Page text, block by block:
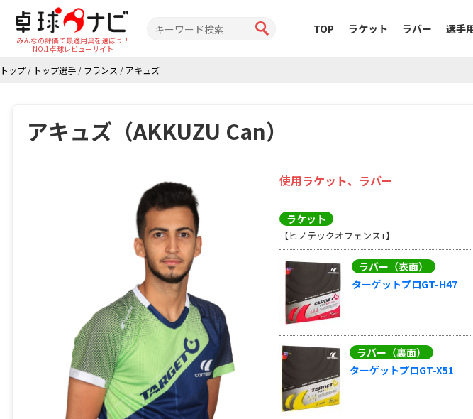
みんなの評価で最適用具を選ぼう！
NO.1卓球レビューサイト
TOP ラケット ラバー 選手
トップ / トップ選手 / フランス / アキュズ
アキュズ（AKKUZU Can）
使用ラケット、ラバー
ラケット
【ヒノテックオフェンス+】
ラバー（表面）
ターゲットプロGT-H47
ラバー（裏面）
ターゲットプロGT-X51